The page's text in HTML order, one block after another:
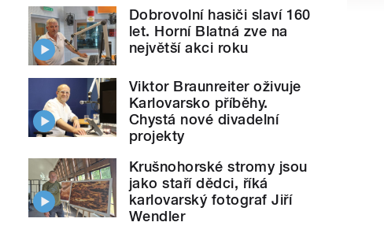
Dobrovolní hasiči slaví 160
let. Horní Blatná zve na
největší akci roku
Viktor Braunreiter oživuje
Karlovarsko příběhy.
Chystá nové divadelní
projekty
Krušnohorské stromy jsou
jako staří dědci, říká
karlovarský fotograf Jiří
Wendler